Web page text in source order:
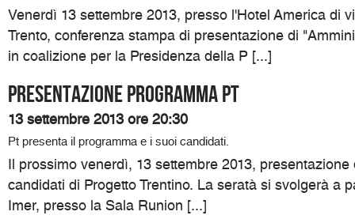
Venerdì 13 settembre 2013, presso l'Hotel America di
Trento, conferenza stampa di presentazione di
in coalizione per la Presidenza della P [...]
Presentazione programma Pt
13 settembre 2013 ore 20:30
Pt presenta il programma e i suoi candidati.
Il prossimo venerdì, 13 settembre 2013,
candidati di Progetto Trentino. La seratà si svolgerà a
Imer, presso la Sala Runion [...]